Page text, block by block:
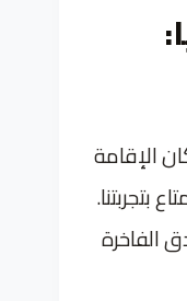
الإقامة
بتجربتنا.
الفاخرة